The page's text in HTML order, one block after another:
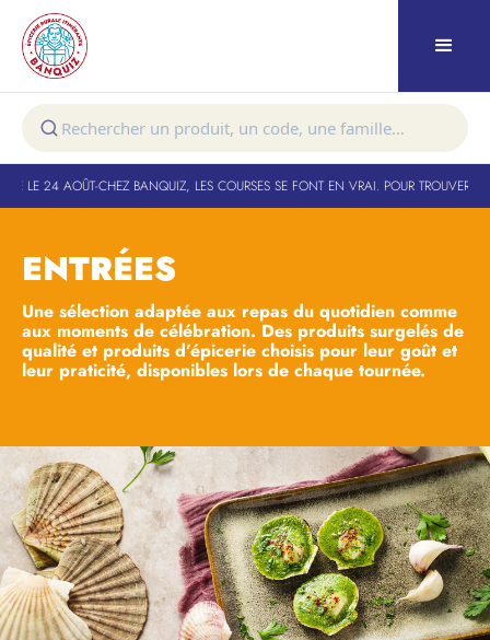
LE 24 AOÛT-CHEZ BANQUIZ, LES COURSES SE FONT EN VRAI. POUR TROUVER
ENTRÉES
Une sélection adaptée aux repas du quotidien comme
aux moments de célébration. Des produits surgelés de
qualité et produits d’épicerie choisis pour leur goût et
leur praticité, disponibles lors de chaque tournée.